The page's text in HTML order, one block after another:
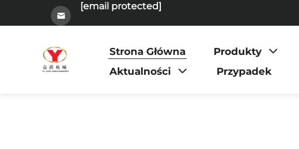
[email protected]
Strona Główna Produkty
Aktualności
Przypadek